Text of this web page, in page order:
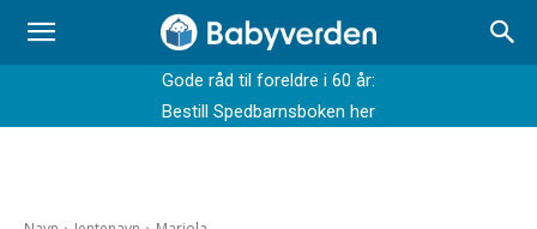
Gode råd til foreldre i 60 år:
Bestill Spedbarnsboken her